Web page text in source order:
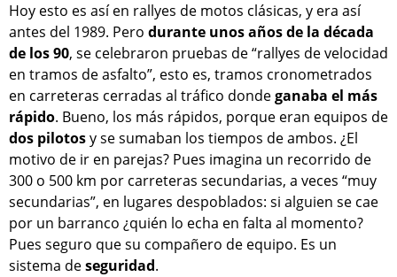
Hoy esto es así en rallyes de motos clásicas, y era así
antes del 1989. Pero durante unos años de la década
de los 90, se celebraron pruebas de “rallyes de velocidad
en tramos de asfalto”, esto es, tramos cronometrados
en carreteras cerradas al tráfico dondeganaba el más
rápido. Bueno, los más rápidos, porque eran equipos de
dos pilotosy se sumaban los tiempos de ambos. ¿El
motivo de ir en parejas? Pues imagina un recorrido de
300 o 500 km por carreteras secundarias, a veces “muy
secundarias”, en lugares despoblados: si alguien se cae
por un barranco ¿quién lo echa en falta al momento?
Pues seguro que su compañero de equipo. Es un
sistema deseguridad.